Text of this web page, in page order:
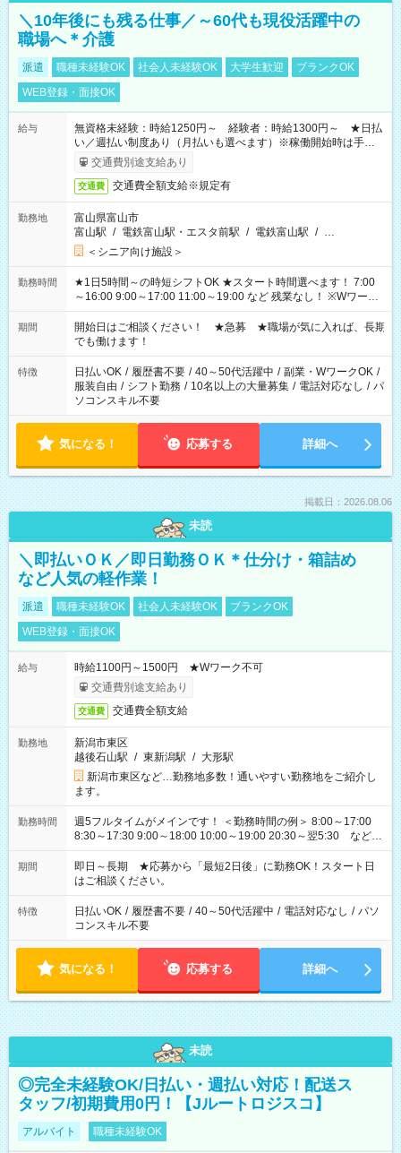
＼10年後にも残る仕事／～60代も現役活躍中の
職場へ＊介護
派遣 職種未経験OK 社会人未経験OK 大学生歓迎
ブランクOK
WEB登録・面接OK
給与
無資格未経験：時給1250円～ 経験者：時給1300円～ ★日払
い／週払い制度あり（月払いも選べます）※稼働開始時は手続き
完了次第のお支払いとなります。
交通費別途支給あり
交通費 交通費全額支給※規定有
勤務地
富山県富山市
富山駅 / 電鉄富山駅・エスタ前駅 / 電鉄富山駅 / …
＜シニア向け施設＞
勤務時間
★1日5時間～の時短シフトOK ★スタート時間選べます！ 7:00
～16:00 9:00～17:00 11:00～19:00 など 残業なし！ ※Wワーク
の場合、他のお仕事と合わせ週40時間超の就業はご案内できま
せん ※法令に基づき、週20時間以上勤務は社会保険への加入対
象となります ※労働者派遣法（日雇い派遣の原則禁止）によ
り、短時間・短期間の就業はご案内が難しい場合があります
期間
開始日はご相談ください！ ★急募 ★職場が気に入れば、長期
でも働けます！
特徴 日払いOK / 履歴書不要 / 40～50代活躍中 / 副業・WワークOK /
服装自由 / シフト勤務 / 10名以上の大量募集 / 電話対応なし / パ
ソコンスキル不要
気になる！ 応募する 詳細へ
掲載日：2026.08.06
未読
＼即払いＯＫ／即日勤務ＯＫ＊仕分け・箱詰め
など人気の軽作業！
派遣 職種未経験OK 社会人未経験OK
ブランクOK
WEB登録・面接OK
給与
時給1100円～1500円 ★Wワーク不可
交通費別途支給あり
交通費 交通費全額支給
勤務地
新潟市東区
越後石山駅 / 東新潟駅 / 大形駅
新潟市東区など…勤務地多数！通いやすい勤務地をご紹介し
ます。
勤務時間
週5フルタイムがメインです！ ＜勤務時間の例＞ 8:00～17:00
8:30～17:30 9:00～18:00 10:00～19:00 20:30～翌5:30 など ★
その他にも勤務時間多数！ 日勤のみ、残業なし、交替制など
ご希望を教えてください！
期間
即日～長期 ★応募から「最短2日後」に勤務OK！スタート日
はご相談ください。
特徴 日払いOK / 履歴書不要 / 40～50代活躍中 / 電話対応なし / パソ
コンスキル不要
気になる！ 応募する 詳細へ
未読
◎完全未経験OK/日払い・週払い対応！配送ス
タッフ/初期費用0円！【Jルートロジスコ】
アルバイト 職種未経験OK